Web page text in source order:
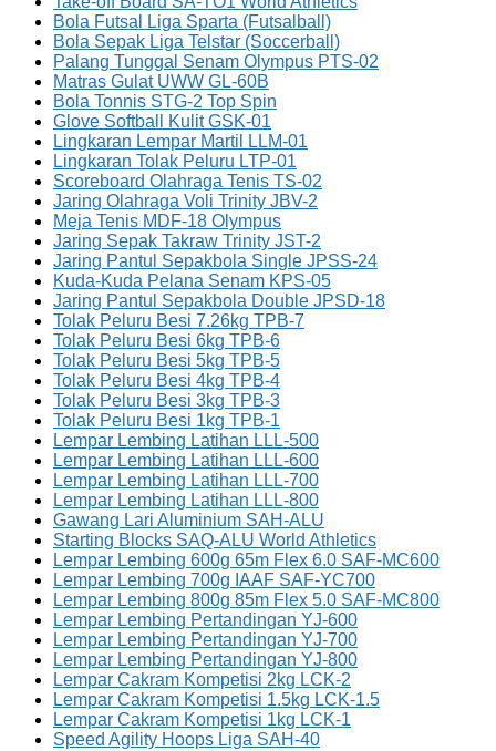
Bola Futsal Liga Sparta (Futsalball)
Bola Sepak Liga Telstar (Soccerball)
Palang Tunggal Senam Olympus PTS-02
Matras Gulat UWW GL-60B
Bola Tonnis STG-2 Top Spin
Glove Softball Kulit GSK-01
Lingkaran Lempar Martil LLM-01
Lingkaran Tolak Peluru LTP-01
Scoreboard Olahraga Tenis TS-02
Jaring Olahraga Voli Trinity JBV-2
Meja Tenis MDF-18 Olympus
Jaring Sepak Takraw Trinity JST-2
Jaring Pantul Sepakbola Single JPSS-24
Kuda-Kuda Pelana Senam KPS-05
Jaring Pantul Sepakbola Double JPSD-18
Tolak Peluru Besi 7.26kg TPB-7
Tolak Peluru Besi 6kg TPB-6
Tolak Peluru Besi 5kg TPB-5
Tolak Peluru Besi 4kg TPB-4
Tolak Peluru Besi 3kg TPB-3
Tolak Peluru Besi 1kg TPB-1
Lempar Lembing Latihan LLL-500
Lempar Lembing Latihan LLL-600
Lempar Lembing Latihan LLL-700
Lempar Lembing Latihan LLL-800
Gawang Lari Aluminium SAH-ALU
Starting Blocks SAQ-ALU World Athletics
Lempar Lembing 600g 65m Flex 6.0 SAF-MC600
Lempar Lembing 700g IAAF SAF-YC700
Lempar Lembing 800g 85m Flex 5.0 SAF-MC800
Lempar Lembing Pertandingan YJ-600
Lempar Lembing Pertandingan YJ-700
Lempar Lembing Pertandingan YJ-800
Lempar Cakram Kompetisi 2kg LCK-2
Lempar Cakram Kompetisi 1.5kg LCK-1.5
Lempar Cakram Kompetisi 1kg LCK-1
Speed Agility Hoops Liga SAH-40